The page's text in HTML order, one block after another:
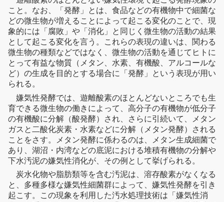
こと。なお、「発酵」とは、食品などの有機物中で細菌な
どの微生物が増えることによって起こる変化のことで、現
象的には「腐敗」や「消化」と同じく 微生物の活動の結果
として起こる変化を言う。これらの表現の違いは、関わる
微生物の種類などではなく、 微生物の活動を通じてヒトに
とって有益な物質（ メタン 、水素、有機酸、アルコールな
ど）の生成を目的とする場合に「発酵」という表現が用い
られる。
嫌気性発酵では、遊離酸素のほとんどないところでも生
育できる微生物の働きによって、高分子の有機物が低分子
の有機酸に分解（酸発酵）され、さらに引続いて、
メタン
ガスと 二酸化炭素 ・水素などに分解（ メタン発酵）される
ことをさす。
メタン発酵に係わるのは、 メタン生成細菌で
あり、 湖沼 ・ 内湾などの底泥における堆積有機物の分解や
下水汚泥の嫌気性消化が、その例として挙げられる。
炭水化物や脂肪類等を含む汚泥は、 溶存酸素がなくなる
と、多種多様な嫌気性細菌群によって、嫌気性発酵を引き
起こす。この現象を利用した汚水処理技術は「嫌気性消